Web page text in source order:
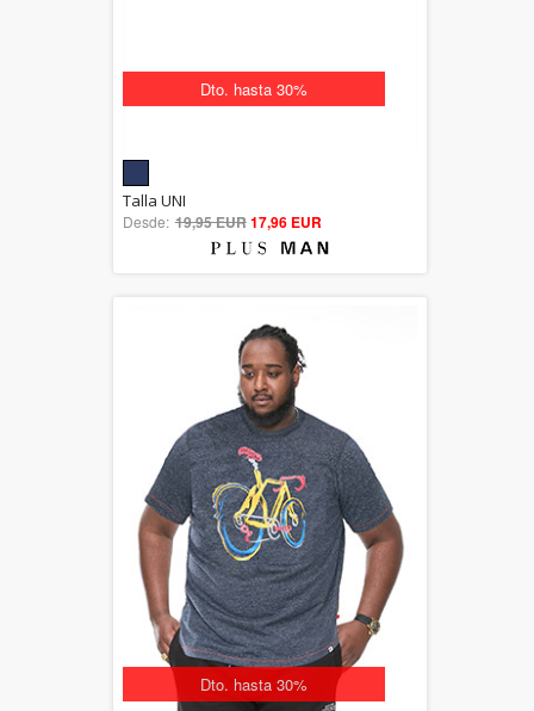
Dto. hasta 30%
out of 5
Talla UNI
Desde: 19,95 EUR17,96 EUR
Dto. hasta 30%